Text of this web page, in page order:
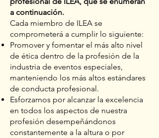
a continuación.
Cada miembro de ILEA se
comprometerá a cumplir lo siguiente:
Promover y fomentar el más alto nivel
de ética dentro de la profesión de la
industria de eventos especiales,
manteniendo los más altos estándares
de conducta profesional.
Esforzarnos por alcanzar la excelencia
en todos los aspectos de nuestra
profesión desempeñándonos
constantemente a la altura o por